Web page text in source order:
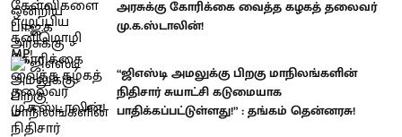
அரசுக்கு கோரிக்கை வைத்த கழகத் தலைவர்
மு.க.ஸ்டாலின்!
“ஜிஎஸ்டி அமலுக்கு பிறகு மாநிலங்களின்
நிதிசார் சுயாட்சி கடுமையாக
பாதிக்கப்பட்டுள்ளது!” : தங்கம் தென்னரசு!